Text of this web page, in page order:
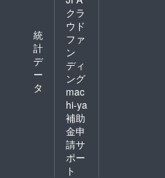
統
計
デ
ー
タ
クラ
ウド
ファ
ン
ディ
ング
mac
hi-ya
補助
金申
請サ
ポー
ト